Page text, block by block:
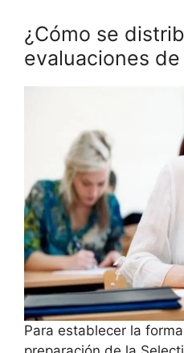
¿Cómo se
evaluaciones
Para establecer la